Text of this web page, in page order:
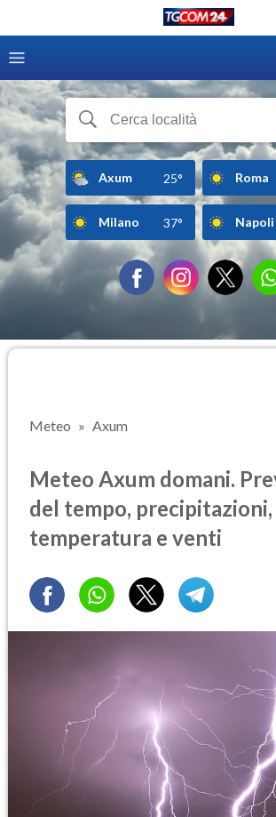
Axum 25° Roma
Milano 37° Napoli
Meteo Axum
Meteo Axum domani.
del tempo, precipitazioni,
temperatura e venti